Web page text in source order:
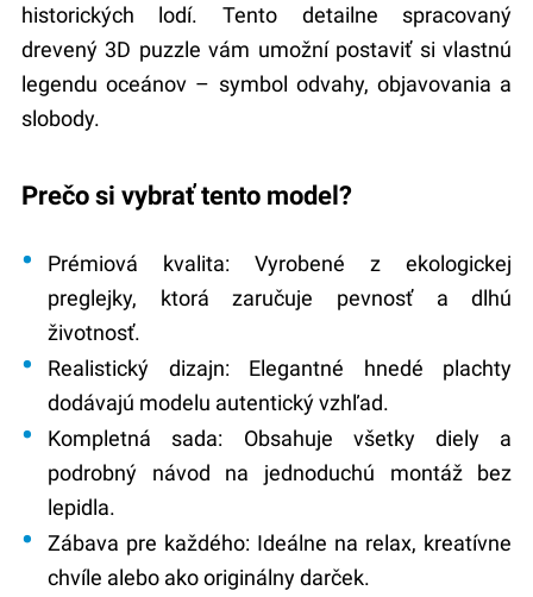
historických lodí. Tento detailne spracovaný
drevený 3D puzzle vám umožní postaviť si vlastnú
legendu oceánov – symbol odvahy, objavovania a
slobody.
Prečo si vybrať tento model?
Prémiová kvalita: Vyrobené z ekologickej
preglejky, ktorá zaručuje pevnosť a dlhú
životnosť.
Realistický dizajn: Elegantné hnedé plachty
dodávajú modelu autentický vzhľad.
Kompletná sada: Obsahuje všetky diely a
podrobný návod na jednoduchú montáž bez
lepidla.
Zábava pre každého: Ideálne na relax, kreatívne
chvíle alebo ako originálny darček.